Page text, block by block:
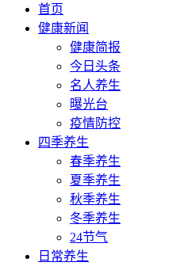
首页
健康新闻
健康简报
今日头条
名人养生
曝光台
疫情防控
四季养生
春季养生
夏季养生
秋季养生
冬季养生
24节气
日常养生